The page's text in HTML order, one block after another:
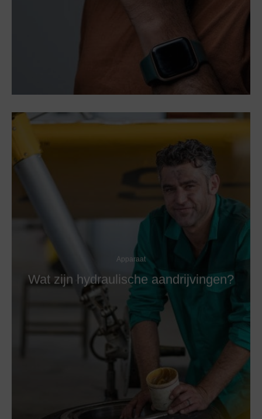
Apparaat
Wat zijn hydraulische aandrijvingen?